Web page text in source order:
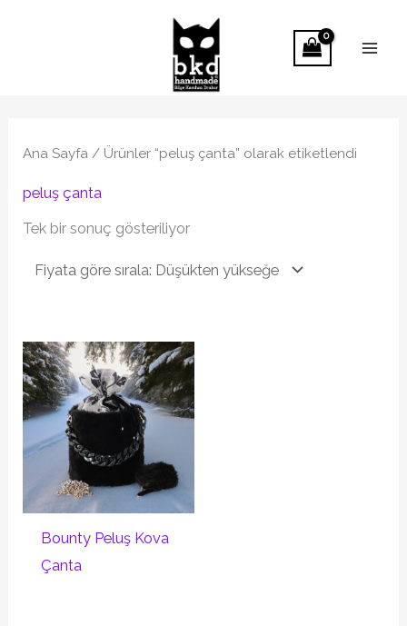
Ana Sayfa / Ürünler “peluş çanta” olarak etiketlendi
peluş çanta
Tek bir sonuç gösteriliyor
Bounty Peluş Kova
Çanta